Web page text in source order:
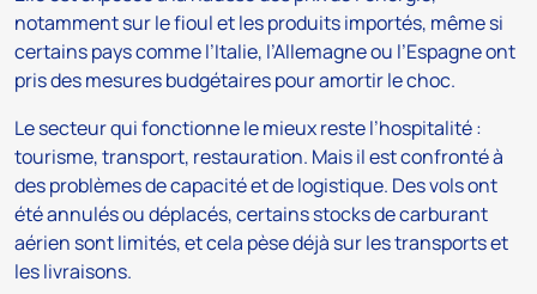
notamment sur le fioul et les produits importés, même si
certains pays comme l’Italie, l’Allemagne ou l’Espagne ont
pris des mesures budgétaires pour amortir le choc.
Le secteur qui fonctionne le mieux reste l’hospitalité :
tourisme, transport, restauration. Mais il est confronté à
des problèmes de capacité et de logistique. Des vols ont
été annulés ou déplacés, certains stocks de carburant
aérien sont limités, et cela pèse déjà sur les transports et
les livraisons.